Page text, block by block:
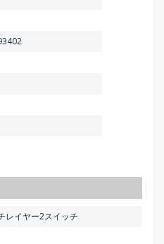
レイヤー2スイッチ